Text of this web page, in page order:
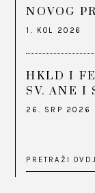
NOVOG
1. KOL 2026
HKLD I
SV. ANE I
26. SRP 2026